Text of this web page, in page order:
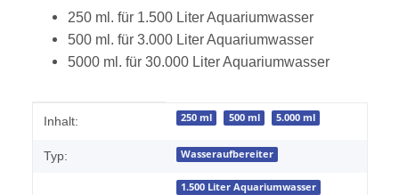
250 ml. für 1.500 Liter Aquariumwasser
500 ml. für 3.000 Liter Aquariumwasser
5000 ml. für 30.000 Liter Aquariumwasser
Produkteigenschaft
Wert
Inhalt: 250 ml 500 ml 5.000 ml
Typ: Wasseraufbereiter
1.500 Liter Aquariumwasser